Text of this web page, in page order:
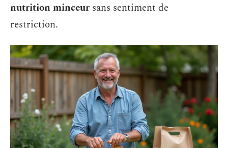
nutrition minceur sans sentiment de
restriction.